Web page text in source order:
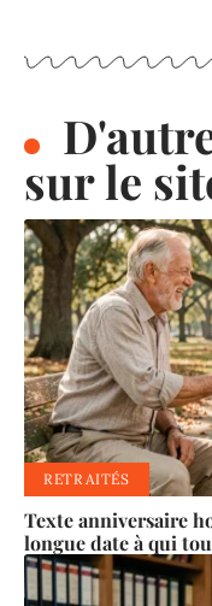
sur le
RETRAITÉS
Texte anniversaire
longue date à qui